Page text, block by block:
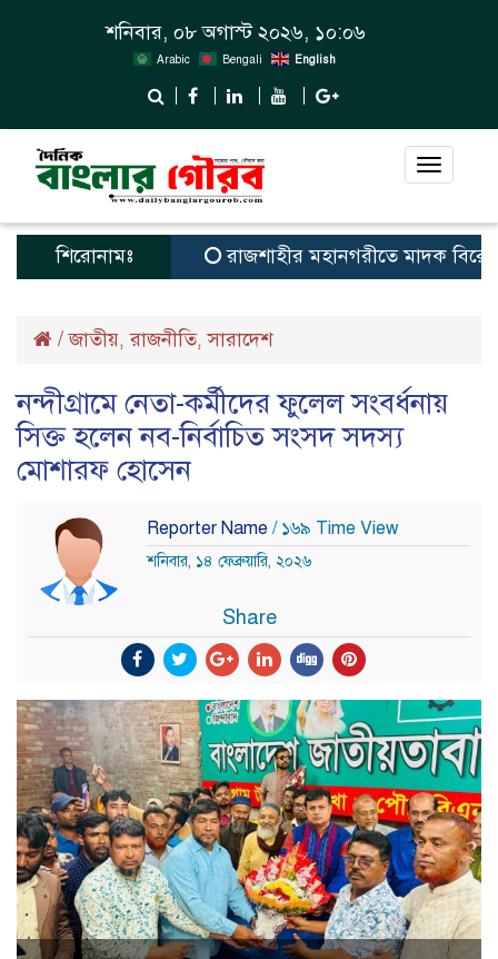
শনিবার, ০৮ অগাস্ট ২০২৬, ১০:০৬
Arabic Bengali English
Toggle
শিরোনামঃ রাজশাহীর মহানগরীতে মাদক বিরোধী
/জাতীয়,রাজনীতি,সারাদেশ
নন্দীগ্রামে নেতা-কর্মীদের ফুলেল সংবর্ধনায়
সিক্ত হলেন নব-নির্বাচিত সংসদ সদস্য
মোশারফ হোসেন
Reporter Name / ১৬৯ Time View
শনিবার, ১৪ ফেব্রুয়ারি, ২০২৬
Share